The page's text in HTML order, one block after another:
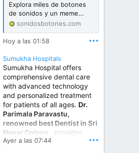
Explora miles de botones
de sonidos y un meme...
sonidosbotones.com
Hoy a las 01:58 •••
Sumukha Hospitals
Sumukha Hospital offers
comprehensive dental care
with advanced technology
and personalized treatment
for patients of all ages. Dr.
Parimala Paravastu,
renowned best Dentist in Sri
Nagar Colony , provides
expert care for tooth pain,
Ayer a las 07:44 •••